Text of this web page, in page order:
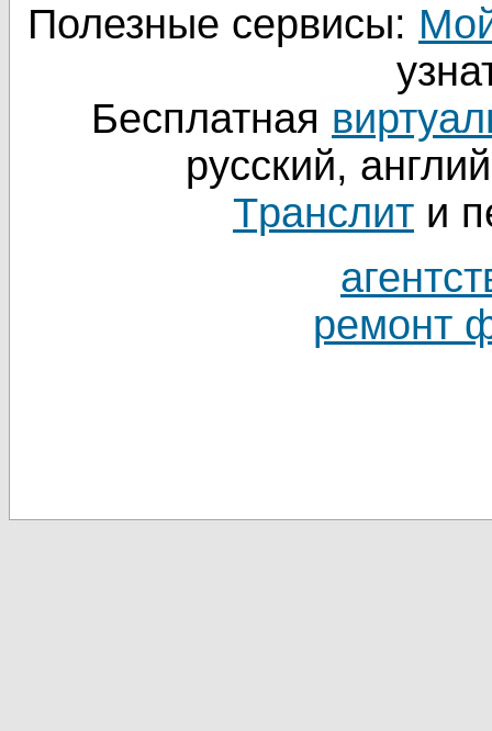
Полезные сервисы:
Бесплатная
русский,
Tранслит и
ремонт